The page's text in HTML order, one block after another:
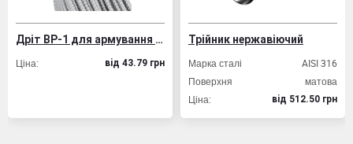
Дріт ВР-1 для армування залізобетонних конструкцій
Ціна:
вiд 43.79 грн
Трійник нержавіючий
Марка сталі
AISI 316
Поверхня
матова
Ціна:
вiд 512.50 грн